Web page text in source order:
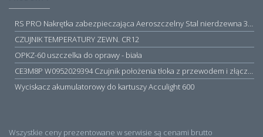
RS PRO Nakrętka zabezpieczająca Aeroszczelny Stal nierdzewna 316 Zwykłe
CZUJNIK TEMPERATURY ZEWN. CR12
OPKZ-60 uszczelka do oprawy - biała
CE3M8P W0952029394 Czujnik położenia tłoka z przewodem i złączem M8, PNP NO, 10...30VDC, 100mA, METALWORK, METAL WORK jak MZT1-0
Wyciskacz akumulatorowy do kartuszy Acculight 600
Wszystkie ceny prezentowane w serwisie są cenami brutto